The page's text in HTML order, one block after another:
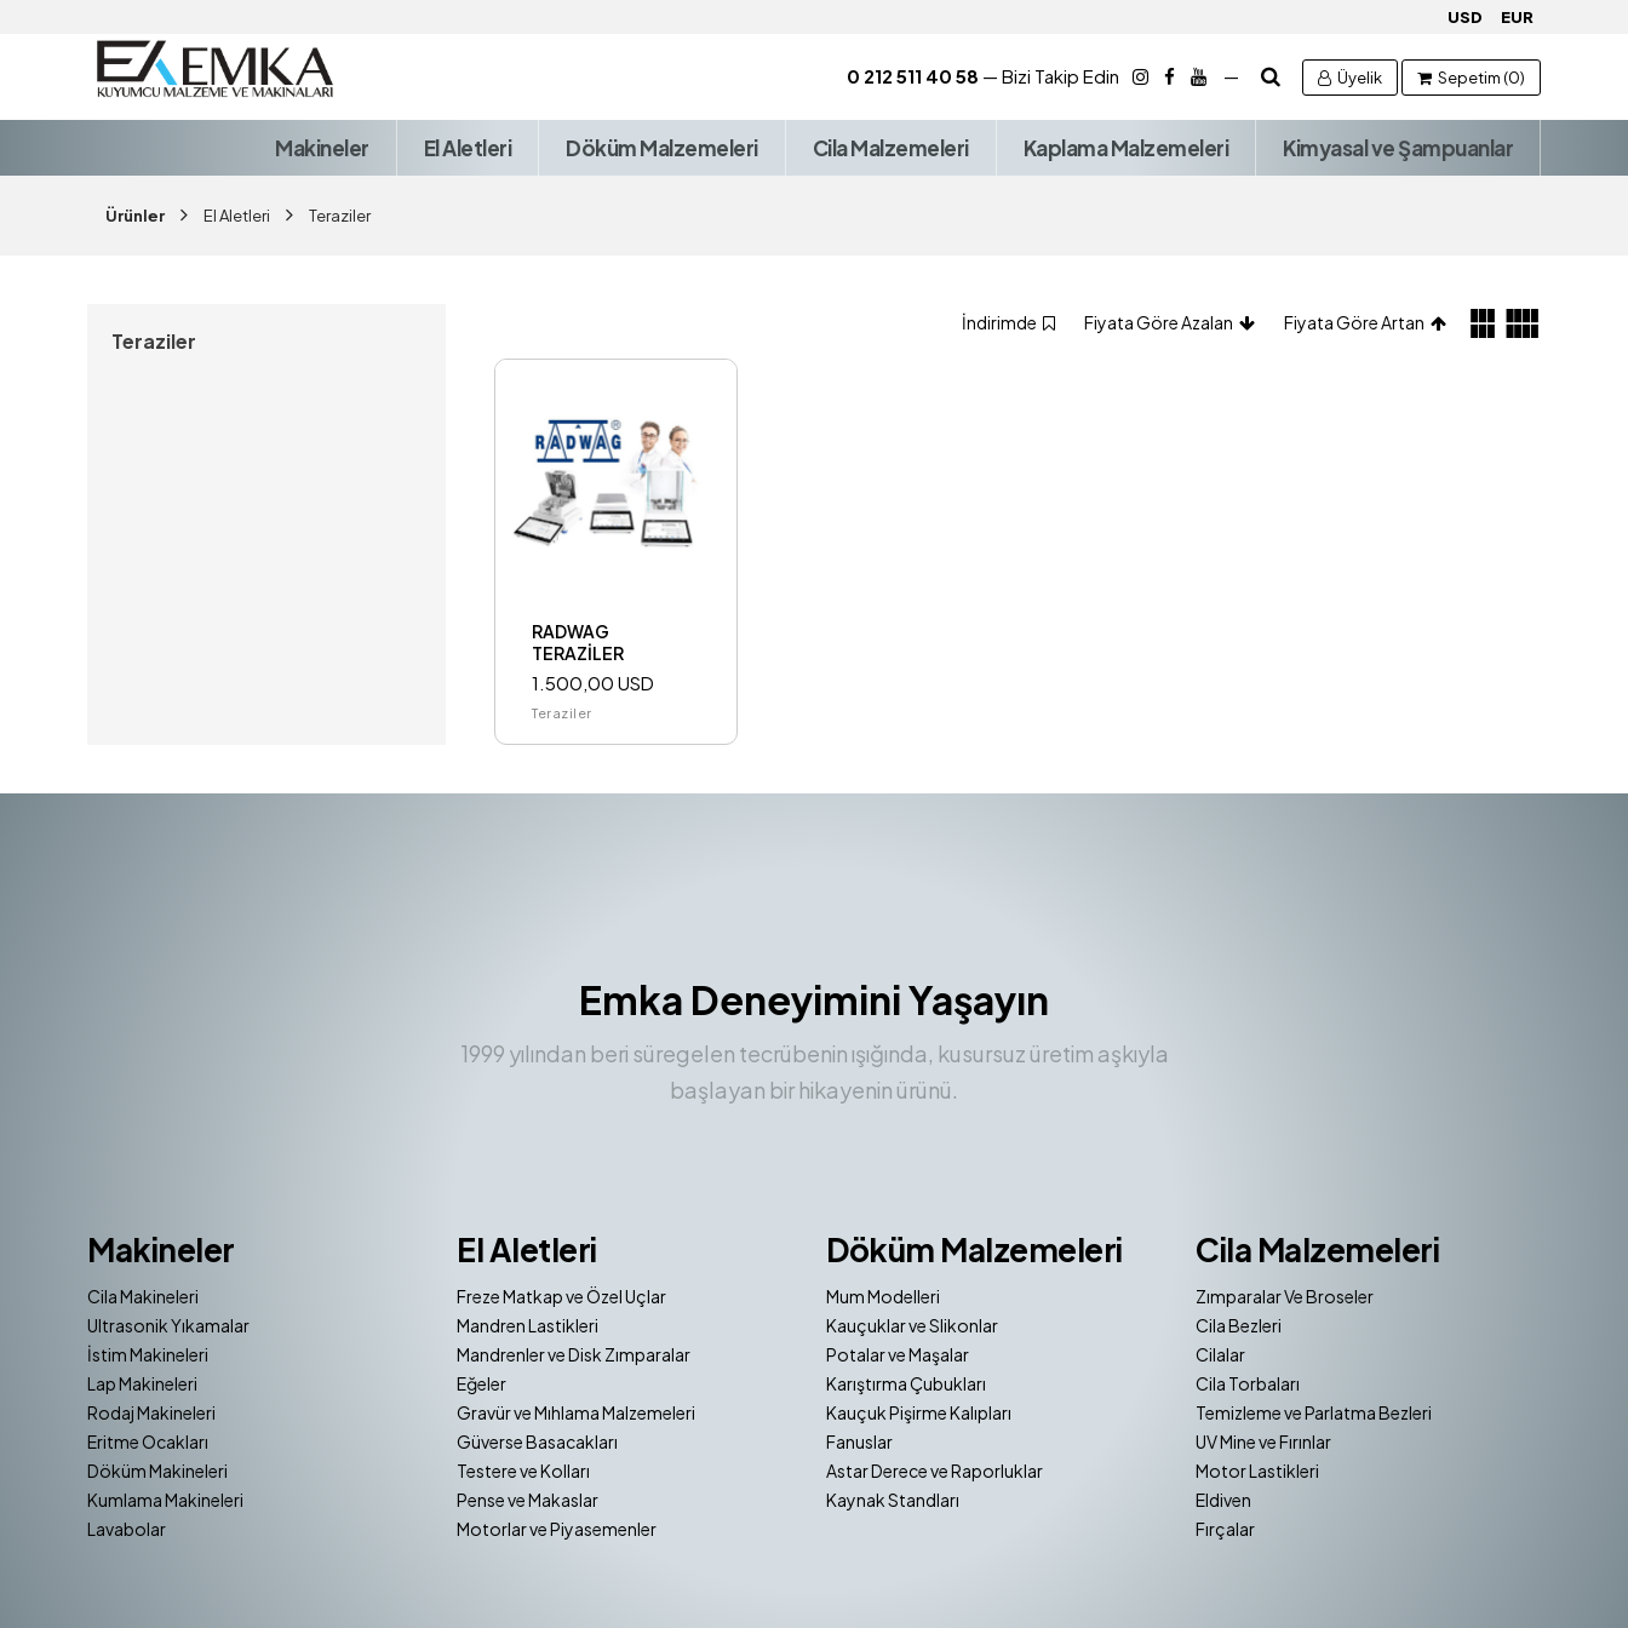
USD EUR
0 212 511 40 58 — Bizi Takip Edin — Üyelik Sepetim (0)
Makineler El Aletleri Döküm Malzemeleri Cila Malzemeleri Kaplama Malzemeleri Kimyasal ve Şampuanlar
Ürünler El Aletleri Teraziler
Teraziler
İndirimde Fiyata Göre Azalan Fiyata Göre Artan
RADWAG
TERAZİLER
1.500,00 USD
Teraziler
Emka Deneyimini Yaşayın
1999 yılından beri süregelen tecrübenin ışığında, kusursuz üretim aşkıyla
başlayan bir hikayenin ürünü.
Makineler
Cila Makineleri
Ultrasonik Yıkamalar
İstim Makineleri
Lap Makineleri
Rodaj Makineleri
Eritme Ocakları
Döküm Makineleri
Kumlama Makineleri
Lavabolar
El Aletleri
Freze Matkap ve Özel Uçlar
Mandren Lastikleri
Mandrenler ve Disk Zımparalar
Eğeler
Gravür ve Mıhlama Malzemeleri
Güverse Basacakları
Testere ve Kolları
Pense ve Makaslar
Motorlar ve Piyasemenler
Döküm Malzemeleri
Mum Modelleri
Kauçuklar ve Slikonlar
Potalar ve Maşalar
Karıştırma Çubukları
Kauçuk Pişirme Kalıpları
Fanuslar
Astar Derece ve Raporluklar
Kaynak Standları
Cila Malzemeleri
Zımparalar Ve Broseler
Cila Bezleri
Cilalar
Cila Torbaları
Temizleme ve Parlatma Bezleri
UV Mine ve Fırınlar
Motor Lastikleri
Eldiven
Fırçalar